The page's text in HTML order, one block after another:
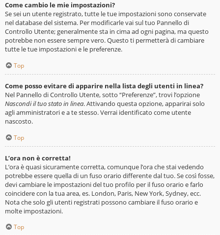
Come cambio le mie impostazioni?
Se sei un utente registrato, tutte le tue impostazioni sono conservate
nel database del sistema. Per modificarle vai sul tuo Pannello di
Controllo Utente; generalmente sta in cima ad ogni pagina, ma questo
potrebbe non essere sempre vero. Questo ti permetterà di cambiare
tutte le tue impostazioni e le preferenze.
Top
Come posso evitare di apparire nella lista degli utenti in linea?
Nel Pannello di Controllo Utente, sotto “Preferenze”, trovi l’opzione
Nascondi il tuo stato in linea. Attivando questa opzione, apparirai solo
agli amministratori e a te stesso. Verrai identificato come utente
nascosto.
Top
L’ora non è corretta!
L’ora è quasi sicuramente corretta, comunque l’ora che stai vedendo
potrebbe essere quella di un fuso orario differente dal tuo. Se così fosse,
devi cambiare le impostazioni del tuo profilo per il fuso orario e farlo
coincidere con la tua area, es. London, Paris, New York, Sydney, ecc.
Nota che solo gli utenti registrati possono cambiare il fuso orario e
molte impostazioni.
Top